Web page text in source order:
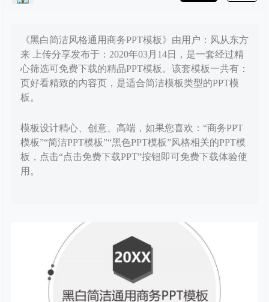
《黑白简洁风格通用商务PPT模板》由用户：风从东方
来 上传分享发布于：2020年03月14日，是一套经过精
心筛选可免费下载的精品PPT模板。该套模板一共有：
页好看精致的内容页，是适合简洁模板类型的PPT模
板。
模板设计精心、创意、高端，如果您喜欢：“商务PPT
模板”“简洁PPT模板”“黑色PPT模板”风格相关的PPT模
板，点击“点击免费下载PPT”按钮即可免费下载体验使
用。